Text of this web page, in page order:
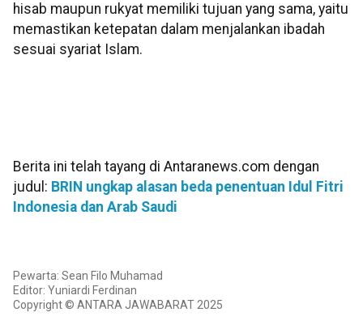
hisab maupun rukyat memiliki tujuan yang sama, yaitu
memastikan ketepatan dalam menjalankan ibadah
sesuai syariat Islam.
Berita ini telah tayang di Antaranews.com dengan
judul: BRIN ungkap alasan beda penentuan Idul Fitri
Indonesia dan Arab Saudi
Pewarta: Sean Filo Muhamad
Editor: Yuniardi Ferdinan
Copyright © ANTARA JAWABARAT 2025